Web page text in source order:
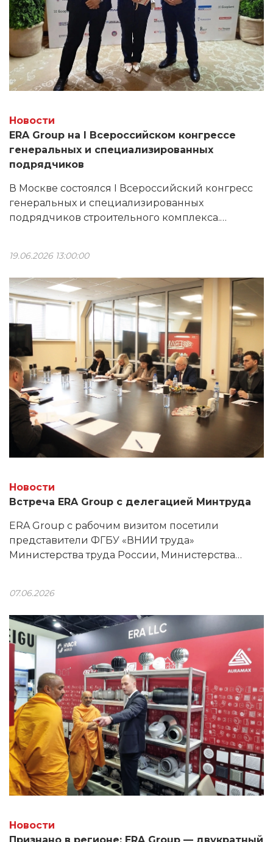
Новости
ERA Group на I Всероссийском конгрессе
генеральных и специализированных
подрядчиков
В Москве состоялся I Всероссийский конгресс
генеральных и специализированных
подрядчиков строительного комплекса.
специализированных подрядчиков,
производителей и поставщиков строительных
материалов и оборудования.
19.06.2026 13:00:00
Новости
Встреча ERA Group с делегацией Минтруда
ERA Group с рабочим визитом посетили
представители ФГБУ «ВНИИ труда»
Министерства труда России, Министерства
населения Рязанской области.
07.06.2026
Новости